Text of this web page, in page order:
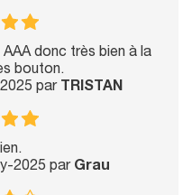
donc très bien à la
bouton.
par TRISTAN
2025 par Grau